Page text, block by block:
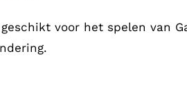
voor het spelen van